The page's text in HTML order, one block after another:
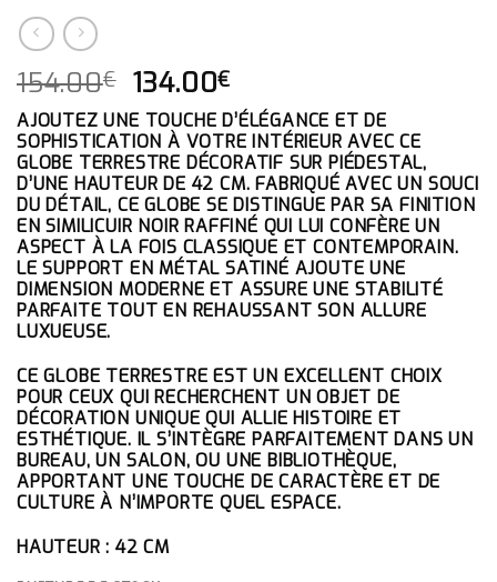
154.00€ LE
PRIX
INITIAL
ÉTAIT :
154.00€.
134.00€
PRIX
ACTUEL
EST :
134.00€.
AJOUTEZ UNE TOUCHE D’ÉLÉGANCE ET DE
SOPHISTICATION À VOTRE INTÉRIEUR AVEC CE
GLOBE TERRESTRE DÉCORATIF SUR PIÉDESTAL,
D’UNE HAUTEUR DE 42 CM. FABRIQUÉ AVEC UN SOUCI
DU DÉTAIL, CE GLOBE SE DISTINGUE PAR SA FINITION
EN SIMILICUIR NOIR RAFFINÉ QUI LUI CONFÈRE UN
ASPECT À LA FOIS CLASSIQUE ET CONTEMPORAIN.
LE SUPPORT EN MÉTAL SATINÉ AJOUTE UNE
DIMENSION MODERNE ET ASSURE UNE STABILITÉ
PARFAITE TOUT EN REHAUSSANT SON ALLURE
LUXUEUSE.
CE GLOBE TERRESTRE EST UN EXCELLENT CHOIX
POUR CEUX QUI RECHERCHENT UN OBJET DE
DÉCORATION UNIQUE QUI ALLIE HISTOIRE ET
ESTHÉTIQUE. IL S’INTÈGRE PARFAITEMENT DANS UN
BUREAU, UN SALON, OU UNE BIBLIOTHÈQUE,
APPORTANT UNE TOUCHE DE CARACTÈRE ET DE
CULTURE À N’IMPORTE QUEL ESPACE.
HAUTEUR : 42 CM